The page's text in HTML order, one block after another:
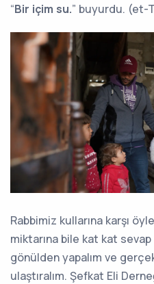
“Bir içim su.” buyurdu. (et-
Rabbimiz kullarına karşı
miktarına bile kat kat sevap
gönülden yapalım ve
ulaştıralım. Şefkat Eli